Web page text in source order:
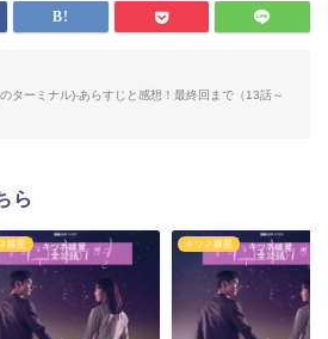
ターミナル)-あらすじと感想！最終回まで（13話～
ら
嫁星 キツネ嫁星